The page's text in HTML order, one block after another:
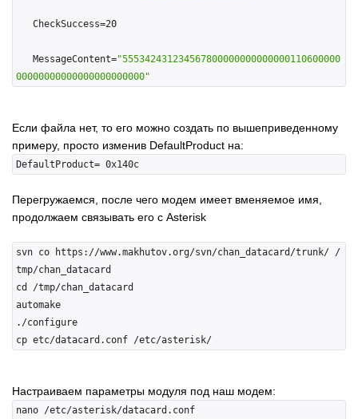
   MessageContent=
"555342431234567800000000000000110600000
00000000000000000000000"
Если файла нет, то его можно создать по вышеприведенному
примеру, просто изменив DefaultProduct на:
Перегружаемся, после чего модем имеет вменяемое имя,
продолжаем связывать его с Asterisk
svn co https://www.makhutov.org/svn/chan_datacard/trunk/ /
tmp/chan_datacard
cd /tmp/chan_datacard
automake
./configure
Настраиваем параметры модуля под наш модем: